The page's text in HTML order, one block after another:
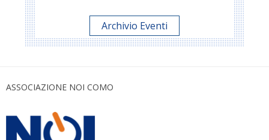
Archivio Eventi
ASSOCIAZIONE NOI COMO